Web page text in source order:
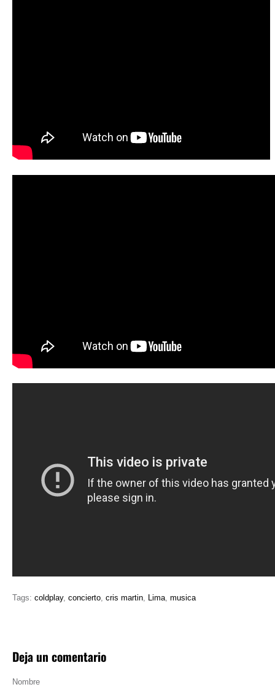
Tags: coldplay, concierto cris martin Lima musica
Deja un comentario
Nombre